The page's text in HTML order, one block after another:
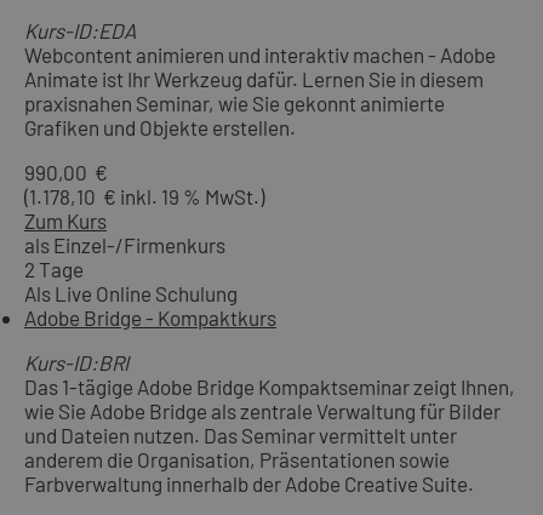
Kurs-ID:EDA
Webcontent animieren und interaktiv machen - Adobe
Animate ist Ihr Werkzeug dafür. Lernen Sie in diesem
praxisnahen Seminar, wie Sie gekonnt animierte
Grafiken und Objekte erstellen.
990,00 €
(1.178,10 € inkl. 19 % MwSt.)
Zum Kurs
als Einzel-/Firmenkurs
2 Tage
Als Live Online Schulung
Adobe Bridge - Kompaktkurs
Kurs-ID:BRI
Das 1-tägige Adobe Bridge Kompaktseminar zeigt Ihnen,
wie Sie Adobe Bridge als zentrale Verwaltung für Bilder
und Dateien nutzen. Das Seminar vermittelt unter
anderem die Organisation, Präsentationen sowie
Farbverwaltung innerhalb der Adobe Creative Suite.